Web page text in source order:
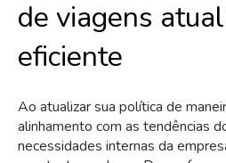
de viagens
eficiente
Ao atualizar sua política de
alinhamento com as tendências
necessidades internas da